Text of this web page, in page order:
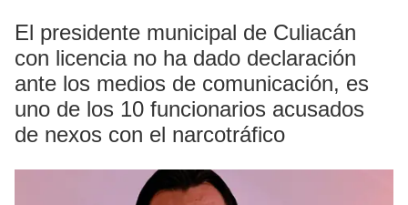
El presidente municipal de Culiacán
con licencia no ha dado declaración
ante los medios de comunicación, es
uno de los 10 funcionarios acusados
de nexos con el narcotráfico